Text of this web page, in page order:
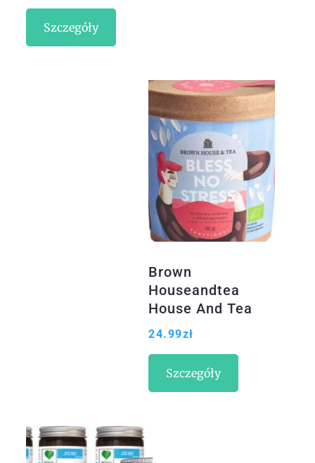
Szczegóły
Brown
Houseandtea
House And Tea
Herbatka Ziołowa
50g
24.99zł
Szczegóły